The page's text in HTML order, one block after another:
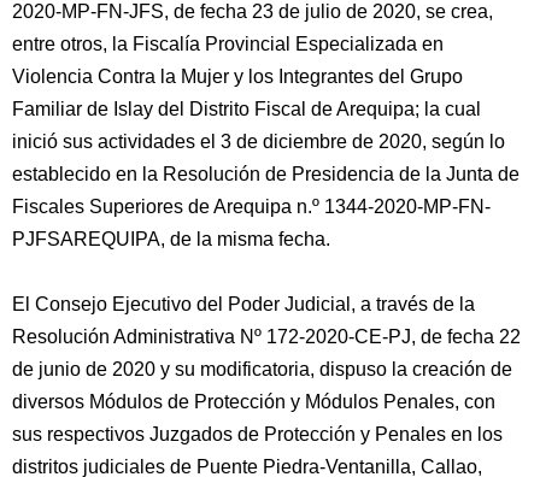
2020-MP-FN-JFS, de fecha 23 de julio de 2020, se crea,
entre otros, la Fiscalía Provincial Especializada en
Violencia Contra la Mujer y los Integrantes del Grupo
Familiar de Islay del Distrito Fiscal de Arequipa; la cual
inició sus actividades el 3 de diciembre de 2020, según lo
establecido en la Resolución de Presidencia de la Junta de
Fiscales Superiores de Arequipa n.º 1344-2020-MP-FN-
PJFSAREQUIPA, de la misma fecha.
El Consejo Ejecutivo del Poder Judicial, a través de la
Resolución Administrativa Nº 172-2020-CE-PJ, de fecha 22
de junio de 2020 y su modificatoria, dispuso la creación de
diversos Módulos de Protección y Módulos Penales, con
sus respectivos Juzgados de Protección y Penales en los
distritos judiciales de Puente Piedra-Ventanilla, Callao,